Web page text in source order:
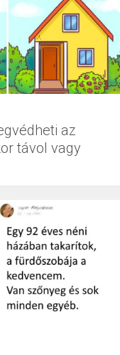
az
távol vagy